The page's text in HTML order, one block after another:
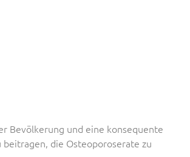
Bevölkerung und eine konsequente
die Osteoporoserate zu